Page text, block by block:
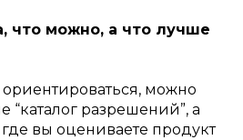
что можно, а что лучше
можно
“каталог разрешений”, а
вы оцениваете продукт